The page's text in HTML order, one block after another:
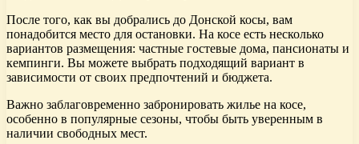
После того, как вы добрались до Донской косы, вам
понадобится место для остановки. На косе есть несколько
вариантов размещения: частные гостевые дома, пансионаты и
кемпинги. Вы можете выбрать подходящий вариант в
зависимости от своих предпочтений и бюджета.
Важно заблаговременно забронировать жилье на косе,
особенно в популярные сезоны, чтобы быть уверенным в
наличии свободных мест.